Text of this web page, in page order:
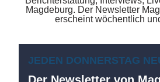
JEDEN DONNERSTAG